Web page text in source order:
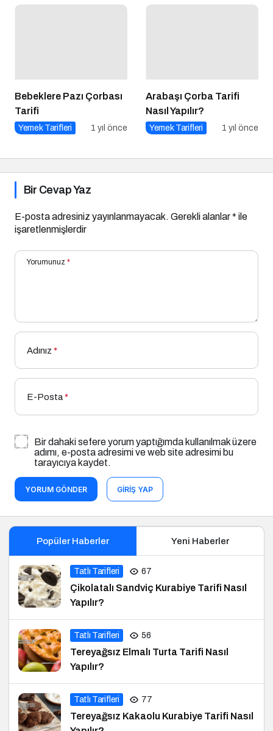
Bebeklere Pazı Çorbası
Tarifi
Yemek Tarifleri 1 yıl önce
Arabaşı Çorba Tarifi
Nasıl Yapılır?
Yemek Tarifleri 1 yıl önce
Bir Cevap Yaz
E-posta adresiniz yayınlanmayacak. Gerekli alanlar* ile
işaretlenmişlerdir
Yorumunuz *
Adınız *
E-Posta*
Bir dahaki sefere yorum yaptığımda kullanılmak üzere
adımı, e-posta adresimi ve web site adresimi bu
tarayıcıya kaydet.
YORUM GÖNDER GIRIŞ YAP
Popüler Haberler Yeni Haberler
Tatlı Tarifleri 67
Çikolatalı Sandviç Kurabiye Tarifi Nasıl
Yapılır?
Tatlı Tarifleri 56
Tereyağsız Elmalı Turta Tarifi Nasıl
Yapılır?
Tatlı Tarifleri 77
Tereyağsız Kakaolu Kurabiye Tarifi Nasıl